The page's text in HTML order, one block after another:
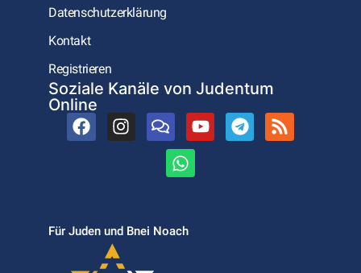
Datenschutzerklärung
Kontakt
Registrieren
Soziale Kanäle von Judentum
Online
Für Juden und Bnei Noach